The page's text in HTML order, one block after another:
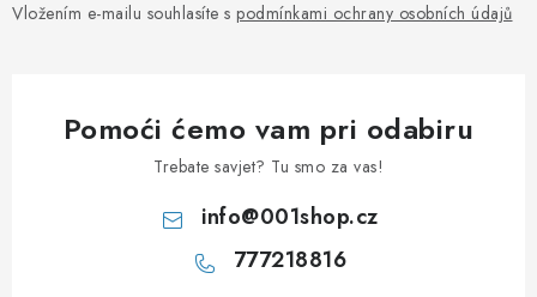
Vložením e-mailu souhlasíte s podmínkami ochrany osobních údajů
Pomoći ćemo vam pri odabiru
Trebate savjet? Tu smo za vas!
info@001shop.cz
777218816